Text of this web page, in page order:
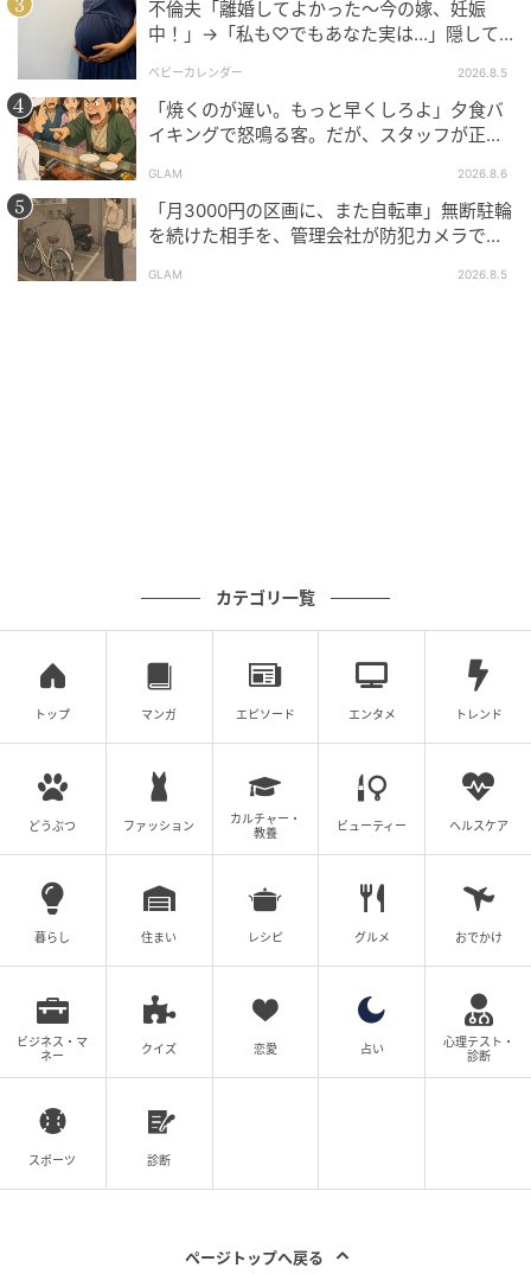
不倫夫「離婚してよかった〜今の嫁、妊娠
中！」→「私も♡でもあなた実は…」隠して
ベビーカレンダー 2026.8.5
「焼くのが遅い。もっと早くしろよ」夕食バ
イキングで怒鳴る客。だが、スタッフが正論
GLAM 2026.8.6
「月3000円の区画に、また自転車」無断駐輪
を続けた相手を、管理会社が防犯カメラで特
GLAM 2026.8.5
カテゴリ一覧
トップ マンガ エピソード エンタメ トレンド
どうぶつ ファッション
カルチャー・
教養
ビューティー ヘルスケア
暮らし 住まい レシピ グルメ おでかけ
ビジネス・マ
ネー
クイズ 恋愛 占い
心理テスト・
診断
スポーツ 診断
ページトップへ戻る